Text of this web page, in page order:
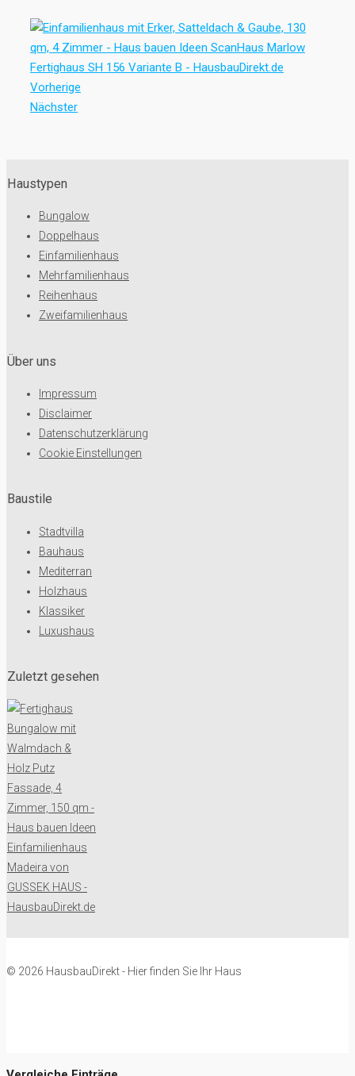
Vorherige
Nächster
Haustypen
Bungalow
Doppelhaus
Einfamilienhaus
Mehrfamilienhaus
Reihenhaus
Zweifamilienhaus
Baustile
Stadtvilla
Bauhaus
Mediterran
Holzhaus
Klassiker
Luxushaus
Über uns
Impressum
Disclaimer
Datenschutzerklärung
Cookie Einstellungen
Zuletzt gesehen
© 2026 HausbauDirekt - Hier finden Sie Ihr Haus